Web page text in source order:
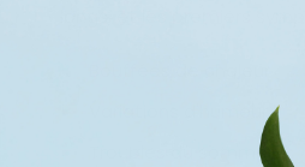
Troubles du sommeil.